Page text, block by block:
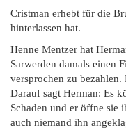
Cristman erhebt für die
hinterlassen hat.
Henne Mentzer hat
Sarwerden damals einen
versprochen zu
Darauf sagt Herman: Es
Schaden und er öffne sie
auch niemand ihn